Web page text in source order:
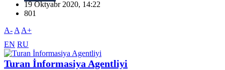
19 Oktyabr 2020, 14:22
801
A- A A+
EN RU
Turan İnformasiya Agentliyi